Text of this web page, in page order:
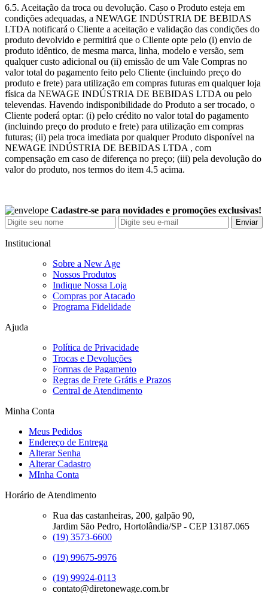
6.5. Aceitação da troca ou devolução. Caso o Produto esteja em
condições adequadas, a NEWAGE INDÚSTRIA DE BEBIDAS
LTDA notificará o Cliente a aceitação e validação das condições do
produto devolvido e permitirá que o Cliente opte pelo (i) envio de
produto idêntico, de mesma marca, linha, modelo e versão, sem
qualquer custo adicional ou (ii) emissão de um Vale Compras no
valor total do pagamento feito pelo Cliente (incluindo preço do
produto e frete) para utilização em compras futuras em qualquer loja
física da NEWAGE INDÚSTRIA DE BEBIDAS LTDA ou pelo
televendas. Havendo indisponibilidade do Produto a ser trocado, o
Cliente poderá optar: (i) pelo crédito no valor total do pagamento
(incluindo preço do produto e frete) para utilização em compras
futuras; (ii) pela troca imediata por qualquer Produto disponível na
NEWAGE INDÚSTRIA DE BEBIDAS LTDA , com
compensação em caso de diferença no preço; (iii) pela devolução do
valor do produto, nos termos do item 4.5 acima.
Cadastre-se para novidades e promoções exclusivas!
Enviar
Institucional
Sobre a New Age
Nossos Produtos
Indique Nossa Loja
Compras por Atacado
Programa Fidelidade
Ajuda
Política de Privacidade
Trocas e Devoluções
Formas de Pagamento
Regras de Frete Grátis e Prazos
Central de Atendimento
Minha Conta
Meus Pedidos
Endereço de Entrega
Alterar Senha
Alterar Cadastro
MInha Conta
Horário de Atendimento
Rua das castanheiras, 200, galpão 90,
Jardim São Pedro, Hortolândia/SP - CEP 13187.065
(19) 3573-6600
(19) 99675-9976
(19) 99924-0113
contato@diretonewage.com.br